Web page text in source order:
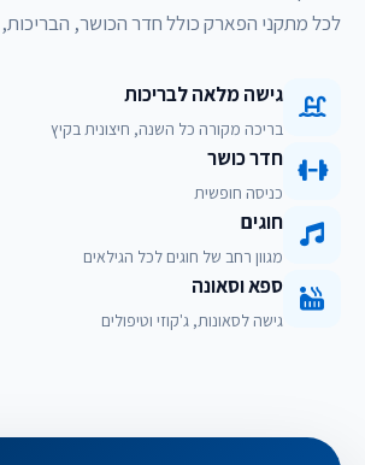
לכל מתקני הפארק כולל חדר הכושר,
גישה מלאה לבריכות
בריכה מקורה כל השנה, חיצונית בקיץ
חדר כושר
כניסה חופשית
חוגים
מגוון רחב של חוגים לכל הגילאים
ספא וסאונה
גישה לסאונות, ג'קוזי וטיפולים